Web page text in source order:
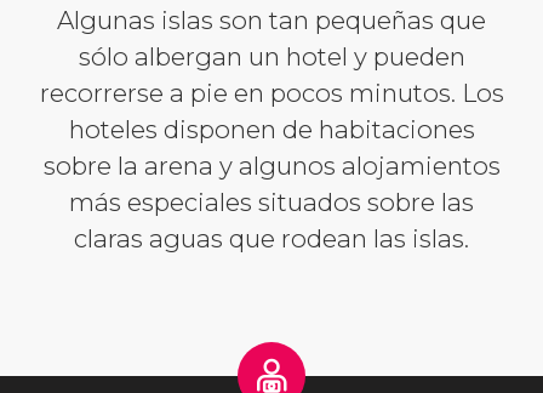
Algunas islas son tan pequeñas que
sólo albergan un hotel y pueden
recorrerse a pie en pocos minutos. Los
hoteles disponen de habitaciones
sobre la arena y algunos alojamientos
más especiales situados sobre las
claras aguas que rodean las islas.